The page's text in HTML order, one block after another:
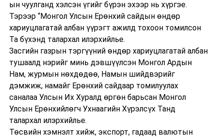
ын чуулганд хэлсэн үгийг бүрэн эхээр нь хүргэе.
Тэрээр “Монгол Улсын Ерөнхий сайдын өндөр
хариуцлагатай албан үүрэгт ажилд тохоон томилсон
Та бүхэнд талархал илэрхийлье.
Засгийн газрын тэргүүний өндөр хариуцлагатай албан
тушаалд нэрийг минь дэвшүүлсэн Монгол Ардын
Нам, журмын нөхдөдөө, Намын шийдвэрийг
дэмжиж, намайг Ерөнхий сайдаар томилуулах
саналаа Улсын Их Хуралд өргөн барьсан Монгол
Улсын Ерөнхийлөгч Ухнаагийн Хүрэлсүх Танд
талархал илэрхийлье.
Төсвийн хэмнэлт хийж, экспорт, гадаад валютын